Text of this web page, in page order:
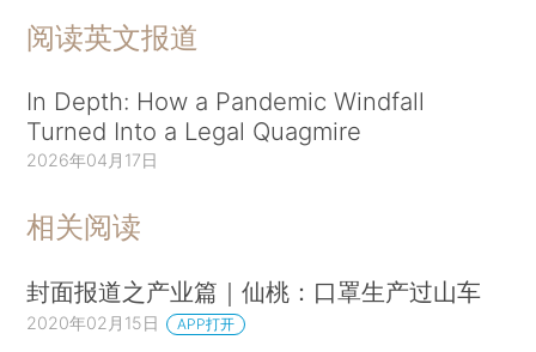
阅读英文报道
In Depth: How a Pandemic Windfall
Turned Into a Legal Quagmire
2026年04月17日
相关阅读
封面报道之产业篇｜仙桃：口罩生产过山车
2020年02月15日 APP打开